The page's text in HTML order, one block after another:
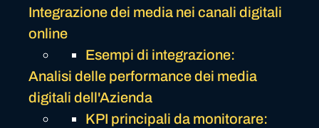
Integrazione dei media nei canali digitali
online
Esempi di integrazione:
Analisi delle performance dei media
digitali dell'Azienda
KPI principali da monitorare: